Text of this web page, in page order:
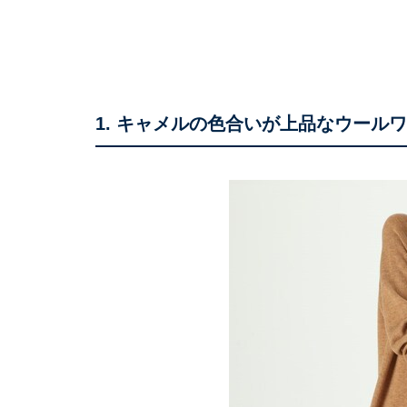
1. キャメルの色合いが上品なウール